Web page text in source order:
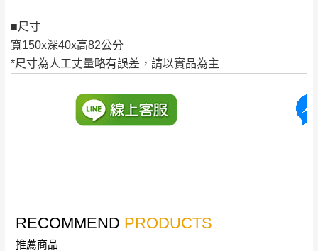
■尺寸
寬150x深40x高82公分
*尺寸為人工丈量略有誤差，請以實品為主
到貨時間：指定送貨日當天以電話聯絡確認
台北市、新北市地區固定每周(三)、(日)兩天收送貨
暫無配送地區：彰化、南投、雲林、嘉義、台南、高
工作天內送達，如遇國定假日將順延寄送。
退換貨說明：
公司客服人員，我們將為您更換新品，運費
皆由本站負責，所有退回及換貨之商品必須
包裝、廠商紙及所有附隨文件或資料之完整
由於透過電腦螢幕選購商品，可能會因個人
RECOMMEND PRODUCTS
推薦商品